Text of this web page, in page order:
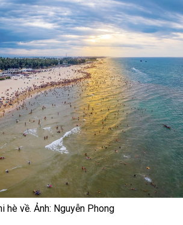
hè về. Ảnh: Nguyễn Phong